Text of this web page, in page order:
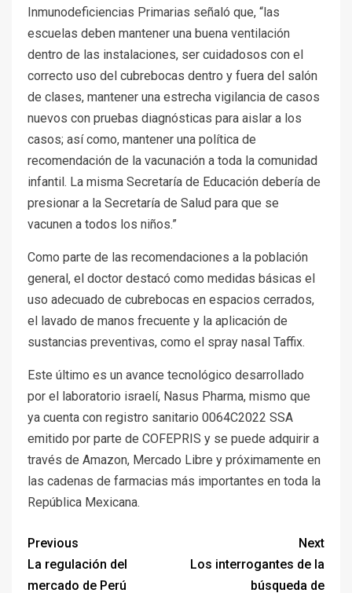
Inmunodeficiencias Primarias señaló que, “las
escuelas deben mantener una buena ventilación
dentro de las instalaciones, ser cuidadosos con el
correcto uso del cubrebocas dentro y fuera del salón
de clases, mantener una estrecha vigilancia de casos
nuevos con pruebas diagnósticas para aislar a los
casos; así como, mantener una política de
recomendación de la vacunación a toda la comunidad
infantil. La misma Secretaría de Educación debería de
presionar a la Secretaría de Salud para que se
vacunen a todos los niños.”
Como parte de las recomendaciones a la población
general, el doctor destacó como medidas básicas el
uso adecuado de cubrebocas en espacios cerrados,
el lavado de manos frecuente y la aplicación de
sustancias preventivas, como el spray nasal Taffix.
Este último es un avance tecnológico desarrollado
por el laboratorio israelí, Nasus Pharma, mismo que
ya cuenta con registro sanitario 0064C2022 SSA
emitido por parte de COFEPRIS y se puede adquirir a
través de Amazon, Mercado Libre y próximamente en
las cadenas de farmacias más importantes en toda la
República Mexicana.
Previous
La regulación del
mercado de Perú
Next
Los interrogantes de la
búsqueda de